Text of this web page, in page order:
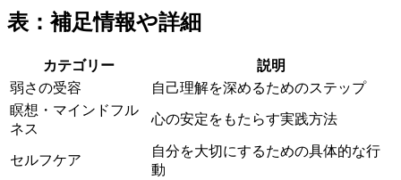
表：補足情報や詳細
カテゴリー
説明
弱さの受容
自己理解を深めるためのステップ
瞑想・マインドフル
ネス
心の安定をもたらす実践方法
セルフケア
自分を大切にするための具体的な行
動